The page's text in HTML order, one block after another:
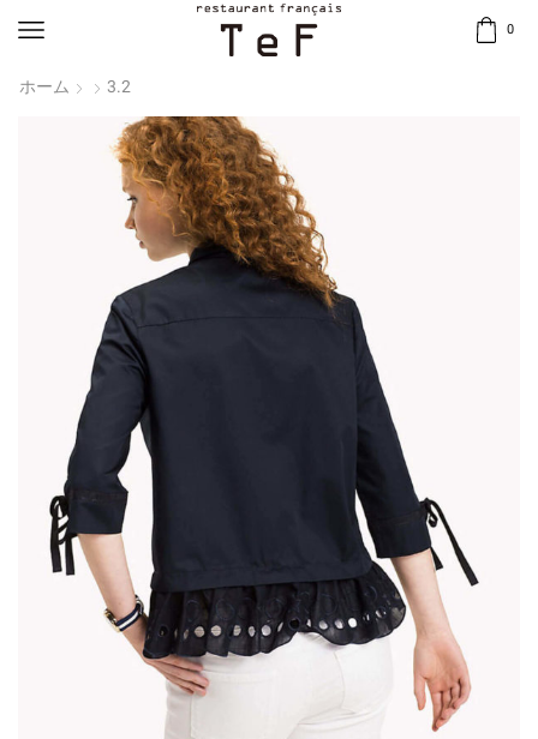
0
ホーム 3.2